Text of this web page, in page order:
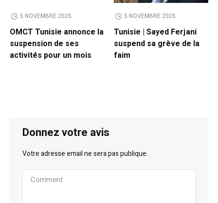
5 NOVEMBRE 2025
OMCT Tunisie annonce la
suspension de ses
activités pour un mois
5 NOVEMBRE 2025
Tunisie | Sayed Ferjani
suspend sa grève de la
faim
Donnez votre avis
Votre adresse email ne sera pas publique.